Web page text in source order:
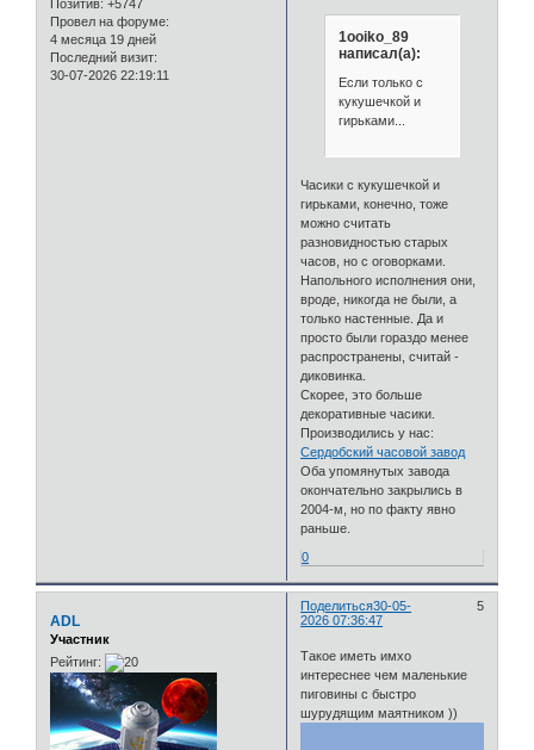
Позитив: +5747
Провел на форуме:
4 месяца 19 дней
Последний визит:
30-07-2026 22:19:11
1ooiko_89
написал(а):
Если только с
кукушечкой и
гирьками...
Часики с кукушечкой и
гирьками, конечно, тоже
можно считать
разновидностью старых
часов, но с оговорками.
Напольного исполнения они,
вроде, никогда не были, а
только настенные. Да и
просто были гораздо менее
распространены, считай -
диковинка.
Скорее, это больше
декоративные часики.
Производились у нас:
Сердобский часовой завод
Оба упомянутых завода
окончательно закрылись в
2004-м, но по факту явно
раньше.
0
Поделиться 5
30-05-
2026 07:36:47
ADL
Участник
Рейтинг:
Такое иметь имхо
интереснее чем маленькие
пиговины с быстро
шурудящим маятником ))